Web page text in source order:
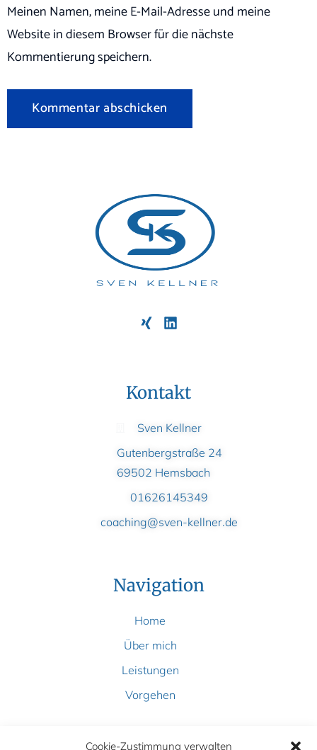
Cookie-Zustimmung verwalten
Meinen Namen, meine E-Mail-Adresse und meine
Website in diesem Browser für die nächste
Kommentierung speichern.
Kontakt
Sven Kellner
Gutenbergstraße 24
69502 Hemsbach
01626145349
coaching@sven-kellner.de
Navigation
Home
Über mich
Leistungen
Vorgehen